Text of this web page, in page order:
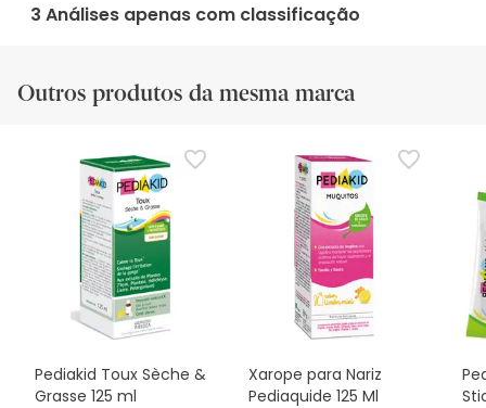
3 Análises apenas com classificação
Outros produtos da mesma marca
Pediakid Toux Sèche &
Grasse 125 ml
Xarope para Nariz
Pediaquide 125 Ml